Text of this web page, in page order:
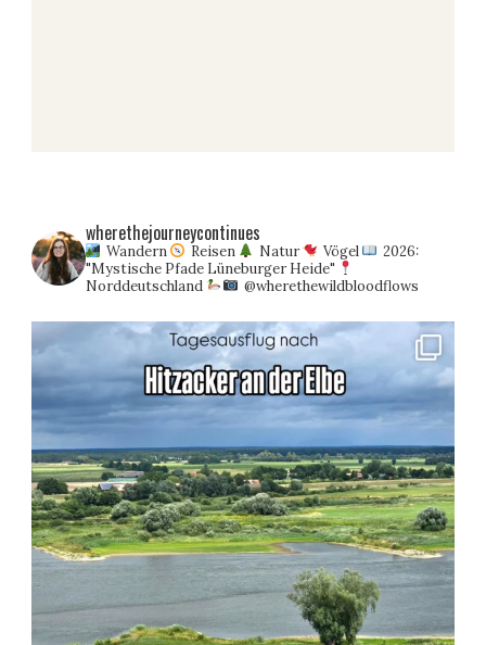
wherethejourneycontinues
Wandern Reisen Natur Vögel
2026:
"Mystische Pfade Lüneburger Heide"
Norddeutschland
@wherethewildbloodflows